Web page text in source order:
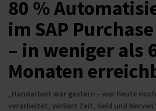
80 %
im SAP
– in weniger als
Monaten
„Handarbeit war gestern – wer heute
verarbeitet, verliert Zeit, Geld und